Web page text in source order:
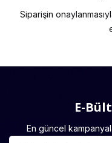
Siparişin
E-
En güncel